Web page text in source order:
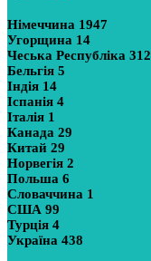
Німеччина 1947
Угорщина 14
Чеська Республіка 312
Бельгія 5
Індія 14
Іспанія 4
Італія 1
Канада 29
Китай 29
Норвегія 2
Польша 6
Словаччина 1
США 99
Турція 4
Україна 438